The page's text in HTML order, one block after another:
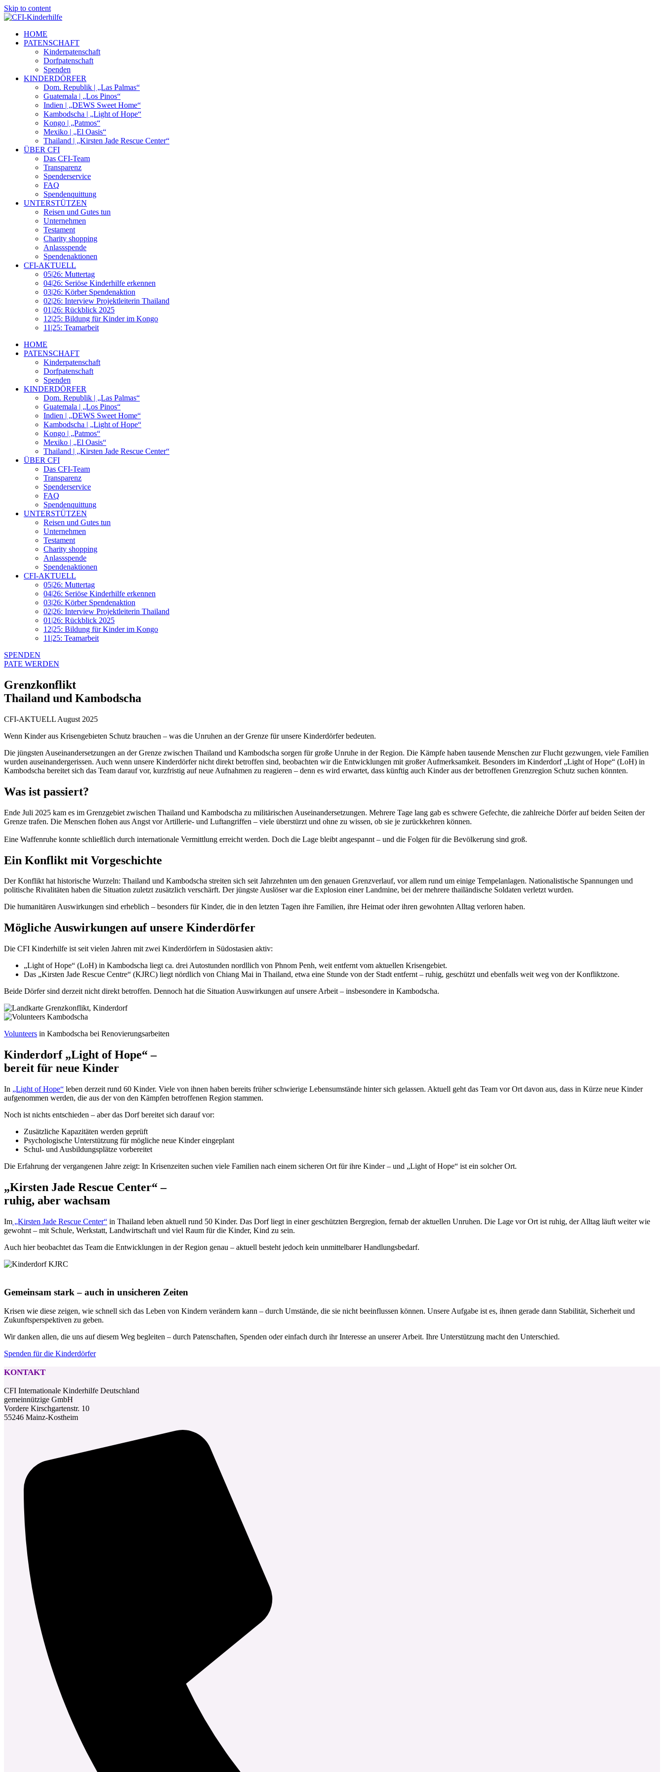
Skip to content
HOME
PATENSCHAFT
Kinderpatenschaft
Dorfpatenschaft
Spenden
KINDERDÖRFER
Dom. Republik | „Las Palmas“
Guatemala | „Los Pinos“
Indien | „DEWS Sweet Home“
Kambodscha | „Light of Hope“
Kongo | „Patmos“
Mexiko | „El Oasis“
Thailand | „Kirsten Jade Rescue Center“
ÜBER CFI
Das CFI-Team
Transparenz
Spenderservice
FAQ
Spendenquittung
UNTERSTÜTZEN
Reisen und Gutes tun
Unternehmen
Testament
Charity shopping
Anlassspende
Spendenaktionen
CFI-AKTUELL
05|26: Muttertag
04|26: Seriöse Kinderhilfe erkennen
03|26: Körber Spendenaktion
02|26: Interview Projektleiterin Thailand
01|26: Rückblick 2025
12|25: Bildung für Kinder im Kongo
11|25: Teamarbeit
HOME
PATENSCHAFT
Kinderpatenschaft
Dorfpatenschaft
Spenden
KINDERDÖRFER
Dom. Republik | „Las Palmas“
Guatemala | „Los Pinos“
Indien | „DEWS Sweet Home“
Kambodscha | „Light of Hope“
Kongo | „Patmos“
Mexiko | „El Oasis“
Thailand | „Kirsten Jade Rescue Center“
ÜBER CFI
Das CFI-Team
Transparenz
Spenderservice
FAQ
Spendenquittung
UNTERSTÜTZEN
Reisen und Gutes tun
Unternehmen
Testament
Charity shopping
Anlassspende
Spendenaktionen
CFI-AKTUELL
05|26: Muttertag
04|26: Seriöse Kinderhilfe erkennen
03|26: Körber Spendenaktion
02|26: Interview Projektleiterin Thailand
01|26: Rückblick 2025
12|25: Bildung für Kinder im Kongo
11|25: Teamarbeit
SPENDEN
PATE WERDEN
Grenzkonflikt
Thailand und Kambodscha
CFI-AKTUELL August 2025
Wenn Kinder aus Krisengebieten Schutz brauchen – was die Unruhen an der Grenze für unsere Kinderdörfer bedeuten.
Die jüngsten Auseinandersetzungen an der Grenze zwischen Thailand und Kambodscha sorgen für große Unruhe in der Region. Die Kämpfe haben tausende Menschen zur Flucht gezwungen, viele Familien
wurden auseinandergerissen. Auch wenn unsere Kinderdörfer nicht direkt betroffen sind, beobachten wir die Entwicklungen mit großer Aufmerksamkeit. Besonders im Kinderdorf „Light of Hope“ (LoH) in
Kambodscha bereitet sich das Team darauf vor, kurzfristig auf neue Aufnahmen zu reagieren – denn es wird erwartet, dass künftig auch Kinder aus der betroffenen Grenzregion Schutz suchen könnten.
Was ist passiert?
Ende Juli 2025 kam es im Grenzgebiet zwischen Thailand und Kambodscha zu militärischen Auseinandersetzungen. Mehrere Tage lang gab es schwere Gefechte, die zahlreiche Dörfer auf beiden Seiten der
Grenze trafen. Die Menschen flohen aus Angst vor Artillerie- und Luftangriffen – viele überstürzt und ohne zu wissen, ob sie je zurückkehren können.
Eine Waffenruhe konnte schließlich durch internationale Vermittlung erreicht werden. Doch die Lage bleibt angespannt – und die Folgen für die Bevölkerung sind groß.
Ein Konflikt mit Vorgeschichte
Der Konflikt hat historische Wurzeln: Thailand und Kambodscha streiten sich seit Jahrzehnten um den genauen Grenzverlauf, vor allem rund um einige Tempelanlagen. Nationalistische Spannungen und
politische Rivalitäten haben die Situation zuletzt zusätzlich verschärft. Der jüngste Auslöser war die Explosion einer Landmine, bei der mehrere thailändische Soldaten verletzt wurden.
Die humanitären Auswirkungen sind erheblich – besonders für Kinder, die in den letzten Tagen ihre Familien, ihre Heimat oder ihren gewohnten Alltag verloren haben.
Mögliche Auswirkungen auf unsere Kinderdörfer
Die CFI Kinderhilfe ist seit vielen Jahren mit zwei Kinderdörfern in Südostasien aktiv:
„Light of Hope“ (LoH) in Kambodscha liegt ca. drei Autostunden nordllich von Phnom Penh, weit entfernt vom aktuellen Krisengebiet.
Das „Kirsten Jade Rescue Centre“ (KJRC) liegt nördlich von Chiang Mai in Thailand, etwa eine Stunde von der Stadt entfernt – ruhig, geschützt und ebenfalls weit weg von der Konfliktzone.
Beide Dörfer sind derzeit nicht direkt betroffen. Dennoch hat die Situation Auswirkungen auf unsere Arbeit – insbesondere in Kambodscha.
Volunteers in Kambodscha bei Renovierungsarbeiten
Kinderdorf „Light of Hope“ –
bereit für neue Kinder
In „Light of Hope“ leben derzeit rund 60 Kinder. Viele von ihnen haben bereits früher schwierige Lebensumstände hinter sich gelassen. Aktuell geht das Team vor Ort davon aus, dass in Kürze neue Kinder
aufgenommen werden, die aus der von den Kämpfen betroffenen Region stammen.
Noch ist nichts entschieden – aber das Dorf bereitet sich darauf vor:
Zusätzliche Kapazitäten werden geprüft
Psychologische Unterstützung für mögliche neue Kinder eingeplant
Schul- und Ausbildungsplätze vorbereitet
Die Erfahrung der vergangenen Jahre zeigt: In Krisenzeiten suchen viele Familien nach einem sicheren Ort für ihre Kinder – und „Light of Hope“ ist ein solcher Ort.
„Kirsten Jade Rescue Center“ –
ruhig, aber wachsam
Im „Kirsten Jade Rescue Center“ in Thailand leben aktuell rund 50 Kinder. Das Dorf liegt in einer geschützten Bergregion, fernab der aktuellen Unruhen. Die Lage vor Ort ist ruhig, der Alltag läuft weiter wie
gewohnt – mit Schule, Werkstatt, Landwirtschaft und viel Raum für die Kinder, Kind zu sein.
Auch hier beobachtet das Team die Entwicklungen in der Region genau – aktuell besteht jedoch kein unmittelbarer Handlungsbedarf.
Gemeinsam stark – auch in unsicheren Zeiten
Krisen wie diese zeigen, wie schnell sich das Leben von Kindern verändern kann – durch Umstände, die sie nicht beeinflussen können. Unsere Aufgabe ist es, ihnen gerade dann Stabilität, Sicherheit und
Zukunftsperspektiven zu geben.
Wir danken allen, die uns auf diesem Weg begleiten – durch Patenschaften, Spenden oder einfach durch ihr Interesse an unserer Arbeit. Ihre Unterstützung macht den Unterschied.
Spenden für die Kinderdörfer
KONTAKT
CFI Internationale Kinderhilfe Deutschland
gemeinnützige GmbH
Vordere Kirschgartenstr. 10
55246 Mainz-Kostheim